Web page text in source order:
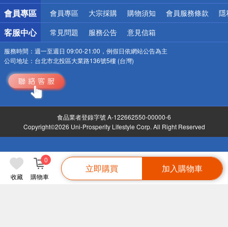
收藏 購物車
0
立即購買 加入購物車
會員專區 會員專區 大宗採購 購物須知 會員服務條款 隱
客服中心 常見問題 服務公告 意見信箱
服務時間： 週一至週日 09:00-21:00，例假日依網站公告為主
公司地址： 台北市北投區大業路136號5樓 (台灣)
食品業者登錄字號 A-122662550-00000-6
Copyright©2026 Uni-Prosperity Lifestyle Corp. All Right Reserved